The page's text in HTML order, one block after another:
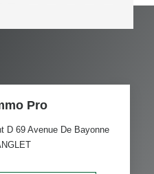
Pro
D 69 Avenue De Bayonne